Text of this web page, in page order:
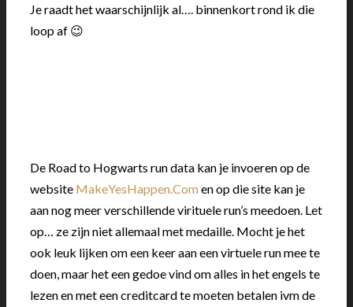
Je raadt het waarschijnlijk al…. binnenkort rond ik die
loop af 😉
De Road to Hogwarts run data kan je invoeren op de
website MakeYesHappen.Comen op die site kan je
aan nog meer verschillende virituele run’s meedoen. Let
op… ze zijn niet allemaal met medaille. Mocht je het
ook leuk lijken om een keer aan een virtuele run mee te
doen, maar het een gedoe vind om alles in het engels te
lezen en met een creditcard te moeten betalen ivm de